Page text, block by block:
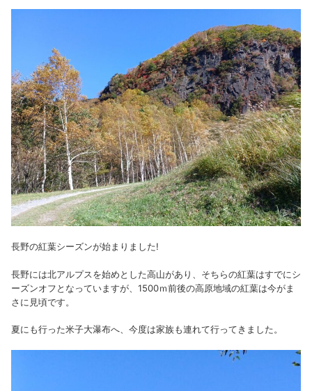
長野の紅葉シーズンが始まりました!
長野には北アルプスを始めとした高山があり、そちらの紅葉はすでにシ
ーズンオフとなっていますが、1500ｍ前後の高原地域の紅葉は今がま
さに見頃です。
夏にも行った米子大瀑布へ、今度は家族も連れて行ってきました。